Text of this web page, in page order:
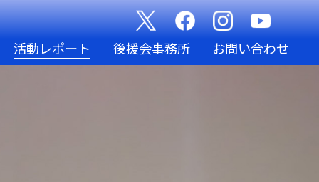
活動レポート 後援会事務所 お問い合わせ